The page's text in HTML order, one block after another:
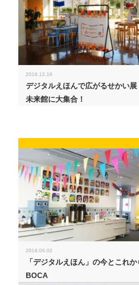
2016.12.16
デジタルえほんで広がるせかい
未来館に大集合！
2016.06.02
「デジタルえほん」の今とこれ
BOCA